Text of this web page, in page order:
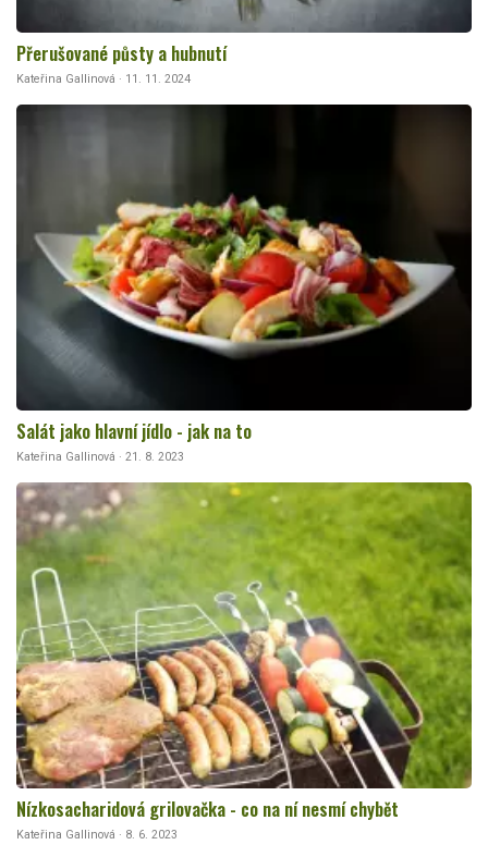
Přerušované půsty a hubnutí
Kateřina Gallinová · 11. 11. 2024
Salát jako hlavní jídlo - jak na to
Kateřina Gallinová · 21. 8. 2023
Nízkosacharidová grilovačka - co na ní nesmí chybět
Kateřina Gallinová · 8. 6. 2023